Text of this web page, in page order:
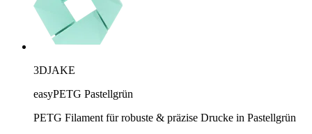
3DJAKE
easyPETG Pastellgrün
PETG Filament für robuste & präzise Drucke in Pastellgrün